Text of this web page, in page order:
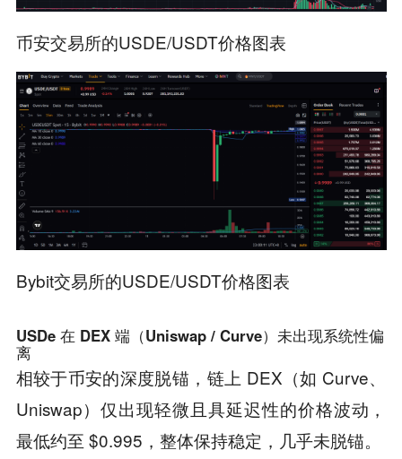
币安交易所的USDE/USDT价格图表
Bybit交易所的USDE/USDT价格图表
USDe 在 DEX 端（Uniswap / Curve）未出现系统性偏
离
相较于币安的深度脱锚，链上 DEX（如 Curve、
Uniswap）仅出现轻微且具延迟性的价格波动，
最低约至 $0.995，整体保持稳定，几乎未脱锚。